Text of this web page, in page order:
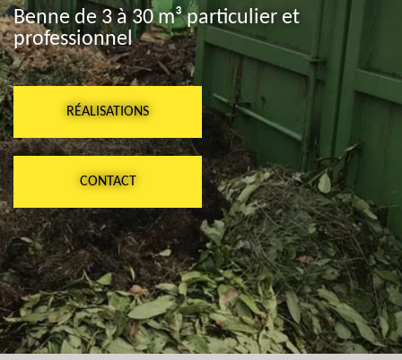
Benne de 3 à 30 m³ particulier et
professionnel
RÉALISATIONS
CONTACT